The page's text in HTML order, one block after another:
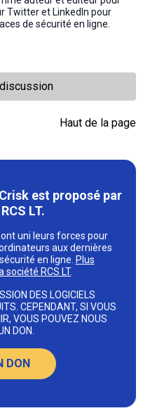
Twitter et LinkedIn pour
de sécurité en ligne.
Haut de la page
est proposé par
LT.
uni leurs forces pour
aux dernières
en ligne. Plus
RCS LT.
DES LOGICIELS
CEPENDANT, SI VOUS
VOUS POUVEZ NOUS
DON.
DON